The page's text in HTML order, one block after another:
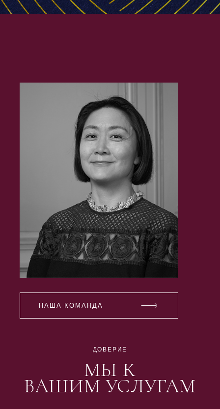
НАША КОМАНДА
ДОВЕРИЕ
МЫ К
ВАШИМ УСЛУГАМ